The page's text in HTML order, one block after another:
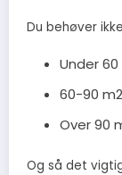
Du behøver
Under 60
60-90 m2
Over 90
Og så det